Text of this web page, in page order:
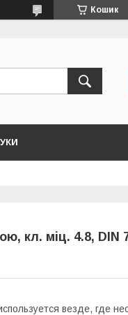
Кошик
кл. міц. 4.8, DIN
везде, где